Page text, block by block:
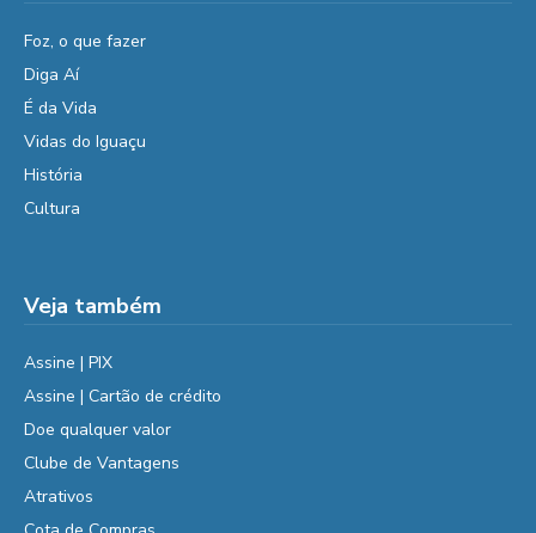
Foz, o que fazer
Diga Aí
É da Vida
Vidas do Iguaçu
História
Cultura
Veja também
Assine | PIX
Assine | Cartão de crédito
Doe qualquer valor
Clube de Vantagens
Atrativos